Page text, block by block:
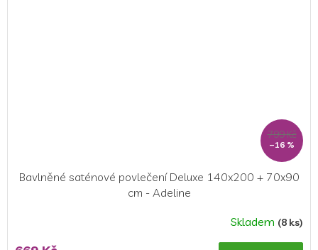
799 Kč
–16 %
Bavlněné saténové povlečení Deluxe 140x200 + 70x90
cm - Adeline
Skladem (8 ks)